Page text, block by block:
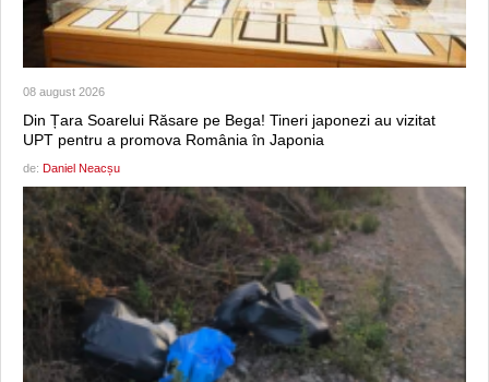
08 august 2026
Din Țara Soarelui Răsare pe Bega! Tineri japonezi au vizitat
UPT pentru a promova România în Japonia
de: Daniel Neacșu